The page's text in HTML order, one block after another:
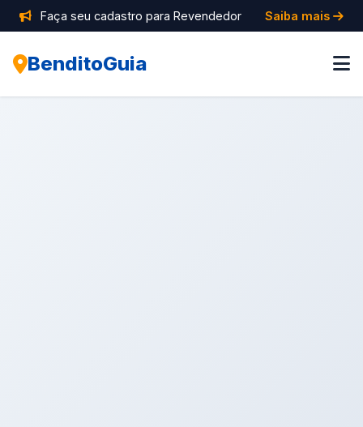
Faça seu cadastro para Revendedor Saiba mais
BenditoGuia